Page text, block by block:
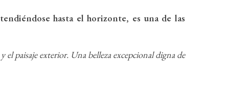
hasta el horizonte, es una de las
paisaje exterior. Una belleza excepcional digna de